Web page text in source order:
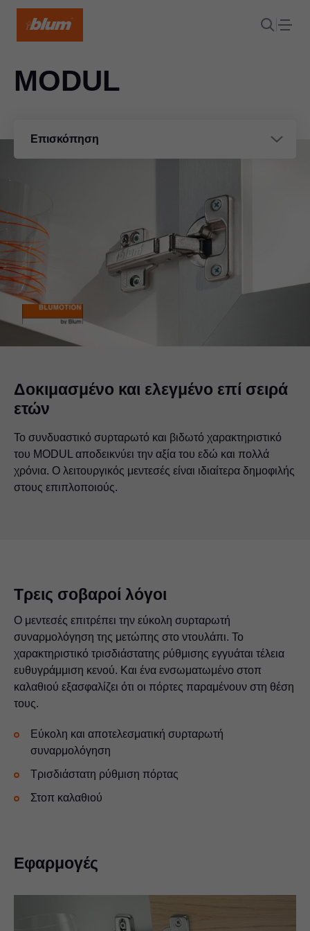
Επισκόπηση
MODUL
Δοκιμασμένο και ελεγμένο επί σειρά
ετών
Το συνδυαστικό συρταρωτό και βιδωτό χαρακτηριστικό
του MODUL αποδεικνύει την αξία του εδώ και πολλά
χρόνια. Ο λειτουργικός μεντεσές είναι ιδιαίτερα δημοφιλής
στους επιπλοποιούς.
Τρεις σοβαροί λόγοι
Ο μεντεσές επιτρέπει την εύκολη συρταρωτή
συναρμολόγηση της μετώπης στο ντουλάπι. Το
χαρακτηριστικό τρισδιάστατης ρύθμισης εγγυάται τέλεια
ευθυγράμμιση κενού. Και ένα ενσωματωμένο στοπ
καλαθιού εξασφαλίζει ότι οι πόρτες παραμένουν στη θέση
τους.
Εύκολη και αποτελεσματική συρταρωτή
συναρμολόγηση
Τρισδιάστατη ρύθμιση πόρτας
Στοπ καλαθιού
Εφαρμογές